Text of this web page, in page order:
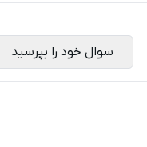
سوال خود را بپرسید